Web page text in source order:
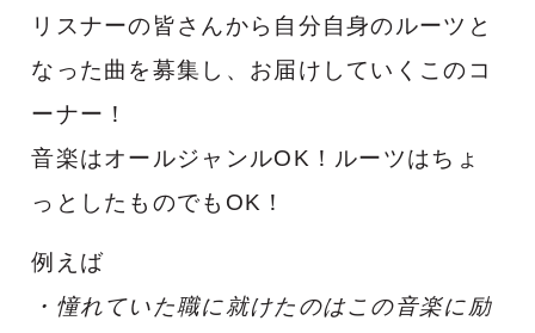
リスナーの皆さんから自分自身のルーツと
なった曲を募集し、お届けしていくこのコ
ーナー！
音楽はオールジャンルOK！ルーツはちょ
っとしたものでもOK！
例えば
・憧れていた職に就けたのはこの音楽に励